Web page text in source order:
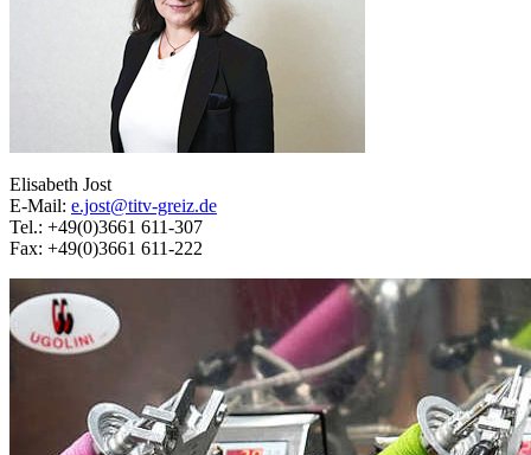
Elisabeth Jost
E-Mail: e.jost@titv-greiz.de
Tel.: +49(0)3661 611-307
Fax: +49(0)3661 611-222